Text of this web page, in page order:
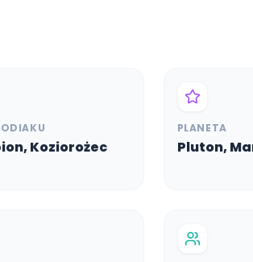
Koziorożec
PLANETA
Pluton,